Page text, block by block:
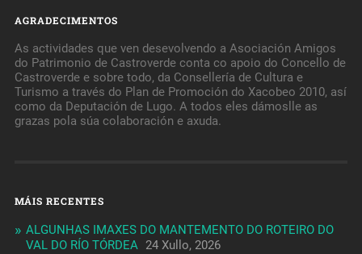
AGRADECIMENTOS
As actividades que ven desevolvendo a Asociación Amigos
do Patrimonio de Castroverde conta co apoio do Concello de
Castroverde e sobre todo, da Consellería de Cultura e
Turismo a través do Plan de Promoción do Xacobeo 2010, así
como da Deputación de Lugo. A todos eles dámoslle as
grazas pola súa colaboración e axuda.
MÁIS RECENTES
ALGUNHAS IMAXES DO MANTEMENTO DO ROTEIRO DO
VAL DO RÍO TÓRDEA 24 Xullo, 2026